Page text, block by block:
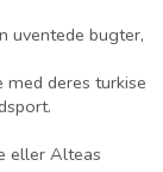
uventede bugter,
deres turkise
eller Alteas